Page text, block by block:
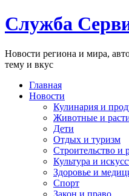
Служба
Новости региона и мира,
тему и вкус
Главная
Новости
Кулинария и
Животные и
Дети
Отдых и туризм
Строительство и
Культура и
Здоровье и
Спорт
Закон и право